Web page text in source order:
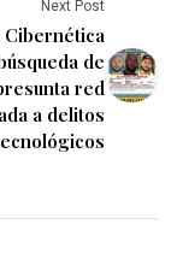
Next Post
Cibernética
de
red
a delitos